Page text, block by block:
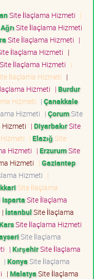
Site İlaçlama Hizmeti |
AğrıSite İlaçlama Hizmeti
Site İlaçlama Hizmeti |
İlaçlama Hizmeti |
İlaçlama Hizmeti |
İlaçlama Hizmeti |
Hizmeti | Burdur
Hizmeti | Çanakkale
Hizmeti | ÇorumSite
Hizmeti | DiyarbakırSite
| Elazığ Site
Hizmeti | ErzurumSite
Hizmeti | Gaziantep
Hizmeti |
Site İlaçlama
IspartaSite İlaçlama
| İstanbulSite İlaçlama
Site İlaçlama Hizmeti
Site İlaçlama
| KırşehirSite İlaçlama
| KonyaSite İlaçlama
| MalatyaSite İlaçlama